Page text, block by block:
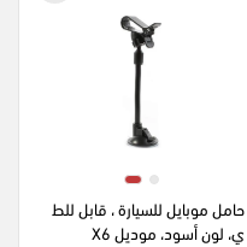
حامل موبايل للسيارة ، قابل للط
ي، لون أسود، موديل X6